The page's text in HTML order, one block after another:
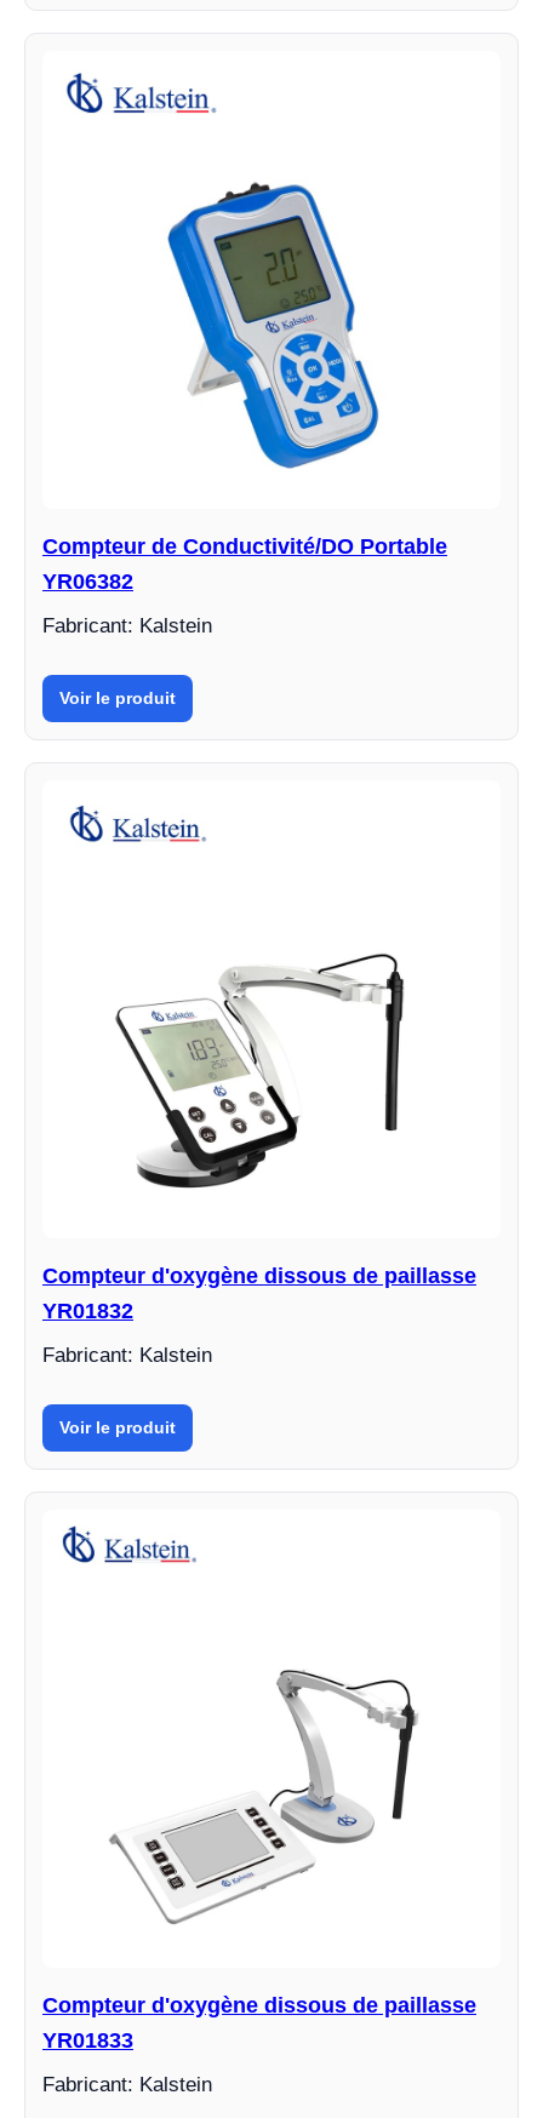
Compteur de Conductivité/DO Portable
YR06382
Fabricant: Kalstein
Voir le produit
Compteur d'oxygène dissous de paillasse
YR01832
Fabricant: Kalstein
Voir le produit
Compteur d'oxygène dissous de paillasse
YR01833
Fabricant: Kalstein